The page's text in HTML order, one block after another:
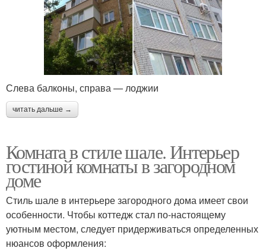
Слева балконы, справа — лоджии
читать дальше →
Комната в стиле шале. Интерьер
гостиной комнаты в загородном
доме
Стиль шале в интерьере загородного дома имеет свои
особенности. Чтобы коттедж стал по-настоящему
уютным местом, следует придерживаться определенных
нюансов оформления: